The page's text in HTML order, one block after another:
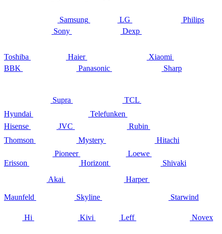
Samsung LG
Philips
Sony
Dexp
Toshiba Haier
Xiaomi
BBK
Panasonic Sharp
Supra
TCL
Hyundai
Telefunken
Hisense
JVC
Rubin
Thomson
Mystery
Hitachi
Pioneer
Loewe
Erisson
Horizont
Shivaki
Akai
Harper
Maunfeld Skyline Starwind
Hi Kivi Leff Novex